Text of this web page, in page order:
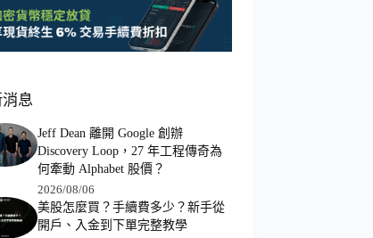
息
Jeff Dean 離開 Google 創辦
Discovery Loop，27 年工程傳奇為
何牽動 Alphabet 股價？
2026/08/06
美股怎麼買？手續費多少？新手從
開戶、入金到下單完整教學